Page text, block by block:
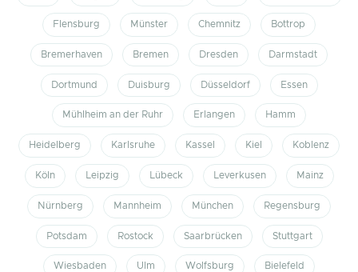
Flensburg Münster Chemnitz Bottrop
Bremerhaven Bremen Dresden Darmstadt
Dortmund Duisburg Düsseldorf Essen
Mühlheim an der Ruhr Erlangen Hamm
Heidelberg Karlsruhe Kassel Kiel Koblenz
Köln Leipzig Lübeck Leverkusen Mainz
Nürnberg Mannheim München Regensburg
Potsdam Rostock Saarbrücken Stuttgart
Wiesbaden Ulm Wolfsburg Bielefeld